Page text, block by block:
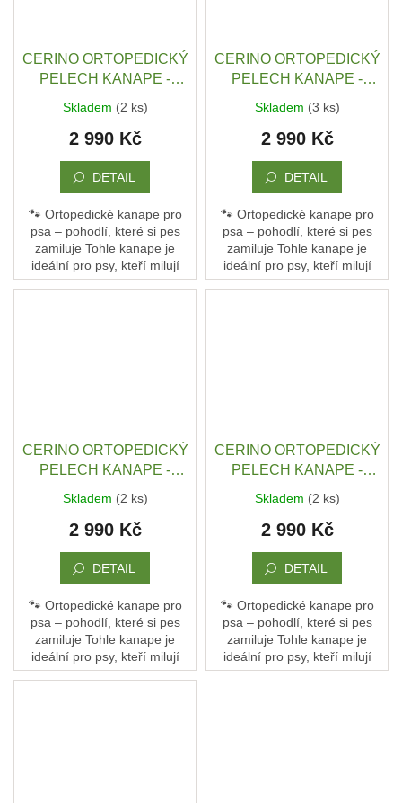
CERINO ORTOPEDICKÝ
PELECH KANAPE -
ZÁTĚŽOVÁ LÁTKA - 120
x 90 x 10 - SEMIŠ ŠEDÝ
VZOR / TMAVÁ
Skladem (2 ks)
2 990 Kč
DETAIL
🐾 Ortopedické kanape pro
psa – pohodlí, které si pes
zamiluje Tohle kanape je
ideální pro psy, kteří milují
pohodlí a oporu. Není to jen
CERINO ORTOPEDICKÝ
PELECH KANAPE -
ZÁTĚŽOVÁ LÁTKA - 120
x 90 x 10 - ŠEDÝ MELÍR
SCANDI
Skladem (3 ks)
2 990 Kč
DETAIL
🐾 Ortopedické kanape pro
psa – pohodlí, které si pes
zamiluje Tohle kanape je
ideální pro psy, kteří milují
pohodlí a oporu. Není to jen
CERINO ORTOPEDICKÝ
PELECH KANAPE -
ZÁTĚŽOVÁ LÁTKA - 120
x 90 x 10 - TEMNĚ
HNĚDÁ
Skladem (2 ks)
2 990 Kč
DETAIL
🐾 Ortopedické kanape pro
psa – pohodlí, které si pes
zamiluje Tohle kanape je
ideální pro psy, kteří milují
pohodlí a oporu. Není to jen
CERINO ORTOPEDICKÝ
PELECH KANAPE -
ZÁTĚŽOVÁ LÁTKA - 120
x 90 x 10 - TEMNĚ
MODRÁ LESK
Skladem (2 ks)
2 990 Kč
DETAIL
🐾 Ortopedické kanape pro
psa – pohodlí, které si pes
zamiluje Tohle kanape je
ideální pro psy, kteří milují
pohodlí a oporu. Není to jen